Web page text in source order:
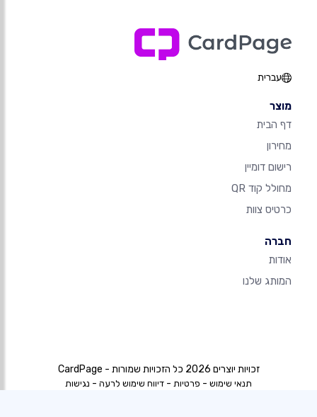
עברית
מוצר
דף הבית
מחירון
רישום דומיין
מחולל קוד QR
כרטיס צוות
חברה
אודות
המותג שלנו
זכויות יוצרים 2026 כל הזכויות שמורות - CardPage
תנאי שימוש - פרטיות - דיווח שימוש לרעה - נגישות